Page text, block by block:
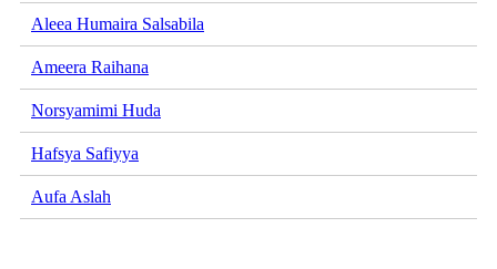
Aleea Humaira Salsabila
Ameera Raihana
Norsyamimi Huda
Hafsya Safiyya
Aufa Aslah